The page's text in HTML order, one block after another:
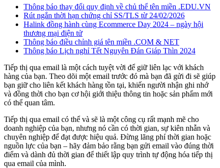
Thông báo thay đổi quy định về chủ thể tên miền .EDU.VN
Rút ngắn thời hạn chứng chỉ SS/TLS từ 24/02/2026
Halink đồng hành cùng Ecommerce Day 2024 – ngày hội
thương mại điện tử
Thông báo điều chỉnh giá tên miền .COM & NET
Thông báo Lịch nghỉ Tết Nguyên Đán Giáp Thìn 2024
Tiếp thị qua email là một cách tuyệt vời để giữ liên lạc với khách
hàng của bạn. Theo dõi một email trước đó mà bạn đã gửi đi sẽ giúp
bạn giữ cho liên kết khách hàng tồn tại, khiến người nhận ghi nhớ
và đồng thời cho bạn cơ hội giới thiệu thông tin hoặc sản phẩm mới
có thể quan tâm.
Tiếp thị qua email có thể và sẽ là một công cụ rất mạnh mẽ cho
doanh nghiệp của bạn, nhưng nó cần có thời gian, sự kiên nhẫn và
chuyên nghiệp để đạt được hiệu quả. Đừng lãng phí thời gian hoặc
nguồn lực của bạn – hãy đảm bảo rằng bạn gửi email vào đúng thời
điểm và dành đủ thời gian để thiết lập quy trình tự động hóa tiếp thị
qua email của mình.